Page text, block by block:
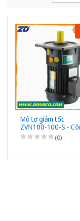
Mô tơ giảm tốc
ZVN100-100-S -
suất 100W (1/8HP) -
1/100 - Chân đế -
(0)